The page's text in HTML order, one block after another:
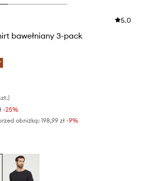
5.0
bawełniany 3-pack
-25%
obniżką: 198,99 zł -9%